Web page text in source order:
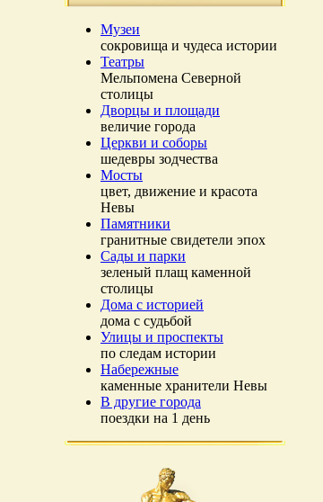
Музеи
сокровища и чудеса истории
Театры
Мельпомена Северной
столицы
Дворцы и площади
величие города
Церкви и соборы
шедевры зодчества
Мосты
цвет, движение и красота
Невы
Памятники
гранитные свидетели эпох
Сады и парки
зеленый плащ каменной
столицы
Дома с историей
дома с судьбой
Улицы и проспекты
по следам истории
Набережные
каменные хранители Невы
В другие города
поездки на 1 день